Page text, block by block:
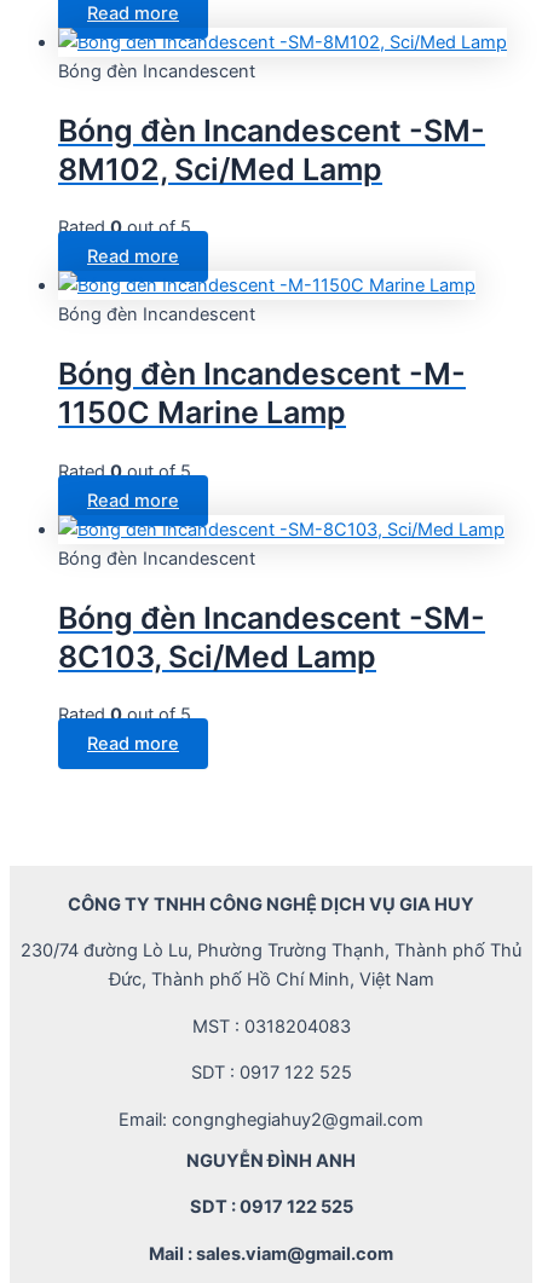
Read more
Bóng đèn Incandescent
Bóng đèn Incandescent -SM-
8M102, Sci/Med Lamp
Rated0out of 5
Read more
Bóng đèn Incandescent
Bóng đèn Incandescent -M-
1150C Marine Lamp
Rated0out of 5
Read more
Bóng đèn Incandescent
Bóng đèn Incandescent -SM-
8C103, Sci/Med Lamp
Rated0out of 5
Read more
CÔNG TY TNHH CÔNG NGHỆ DỊCH VỤ GIA HUY
230/74 đường Lò Lu, Phường Trường Thạnh, Thành phố Thủ
Đức, Thành phố Hồ Chí Minh, Việt Nam
MST : 0318204083
SDT : 0917 122 525
Email: congnghegiahuy2@gmail.com
NGUYỄN ĐÌNH ANH
SDT : 0917 122 525
Mail : sales.viam@gmail.com